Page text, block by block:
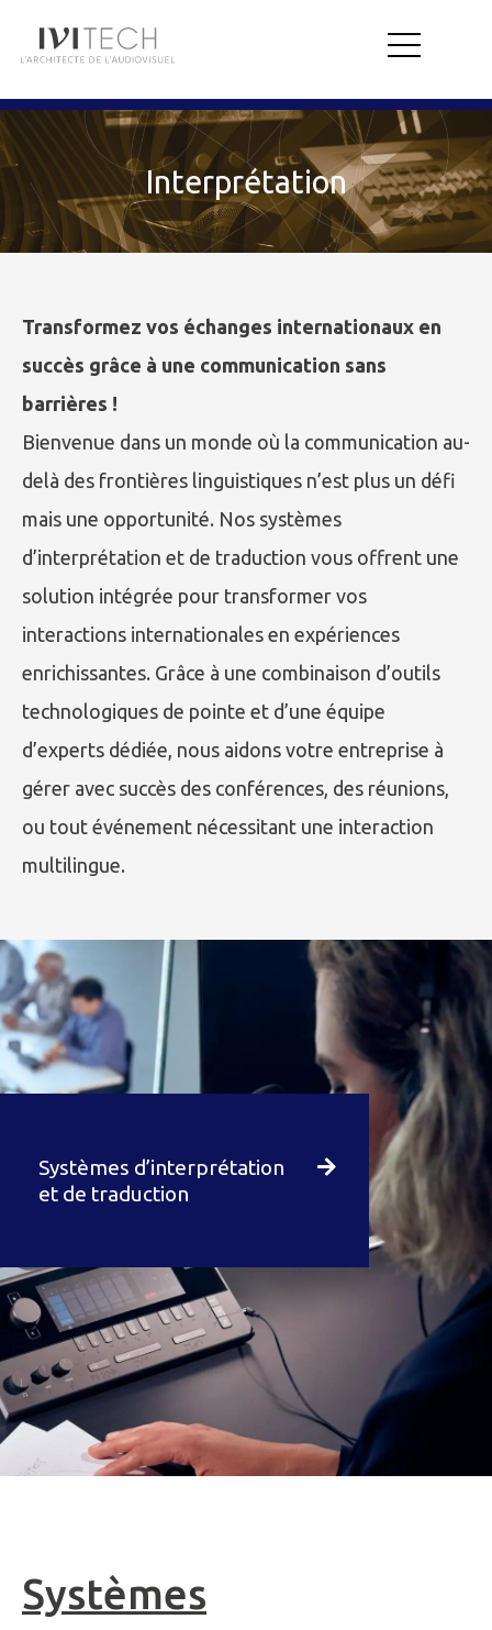
Interprétation
Transformez vos échanges internationaux en
succès grâce à une communication sans
barrières !
Bienvenue dans un monde où la communication au-
delà des frontières linguistiques n’est plus un défi
mais une opportunité. Nos systèmes
d’interprétation et de traduction vous offrent une
solution intégrée pour transformer vos
interactions internationales en expériences
enrichissantes. Grâce à une combinaison d’outils
technologiques de pointe et d’une équipe
d’experts dédiée, nous aidons votre entreprise à
gérer avec succès des conférences, des réunions,
ou tout événement nécessitant une interaction
multilingue.
Systèmes d’interprétation
et de traduction
Systèmes